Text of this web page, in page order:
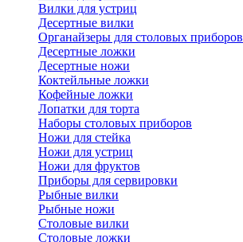
Вилки для устриц
Десертные вилки
Органайзеры для столовых приборов
Десертные ложки
Десертные ножи
Коктейльные ложки
Кофейные ложки
Лопатки для торта
Наборы столовых приборов
Ножи для стейка
Ножи для устриц
Ножи для фруктов
Приборы для сервировки
Рыбные вилки
Рыбные ножи
Столовые вилки
Столовые ложки